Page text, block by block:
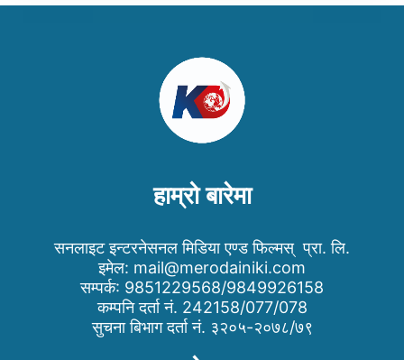
हाम्रो बारेमा
सनलाइट इन्टरनेसनल मिडिया एण्ड फिल्मस् प्रा. लि.
इमेल: mail@merodainiki.com
सम्पर्क: 9851229568/9849926158
कम्पनि दर्ता नं. 242158/077/078
सुचना बिभाग दर्ता नं. ३२०५-२०७८/७९